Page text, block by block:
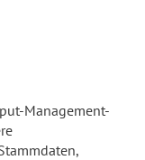
Management-